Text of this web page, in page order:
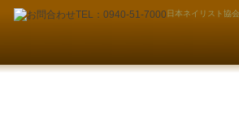
日本ネイリスト協